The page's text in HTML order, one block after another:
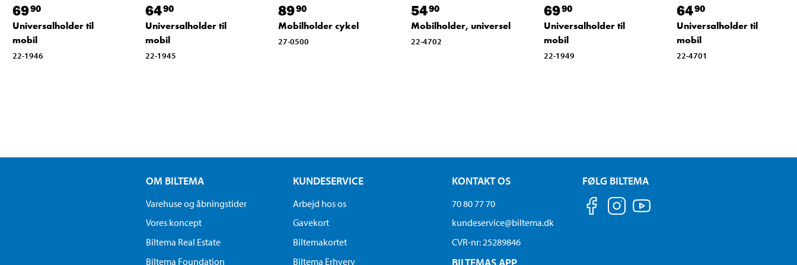
6990
Universalholder til
mobil
22-1946
6490
Universalholder til
mobil
22-1945
8990
Mobilholder cykel
27-0500
5490
Mobilholder, universel
22-4702
6990
Universalholder til
mobil
22-1949
6490
Universalholder til
mobil
22-4701
OM BILTEMA
Varehuse og åbningstider
Vores koncept
Biltema Real Estate
Biltema Foundation
KUNDESERVICE
Arbejd hos os
Gavekort
Biltemakortet
Biltema Erhverv
KONTAKT OS
70 80 77 70
kundeservice@biltema.dk
CVR-nr: 25289846
BILTEMAS APP
FØLG BILTEMA